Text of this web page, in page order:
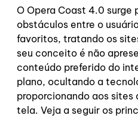
O Opera Coast 4.0 surge
obstáculos entre o
favoritos, tratando os
seu conceito é não
conteúdo preferido do
plano, ocultando a
proporcionando aos
tela. Veja a seguir os